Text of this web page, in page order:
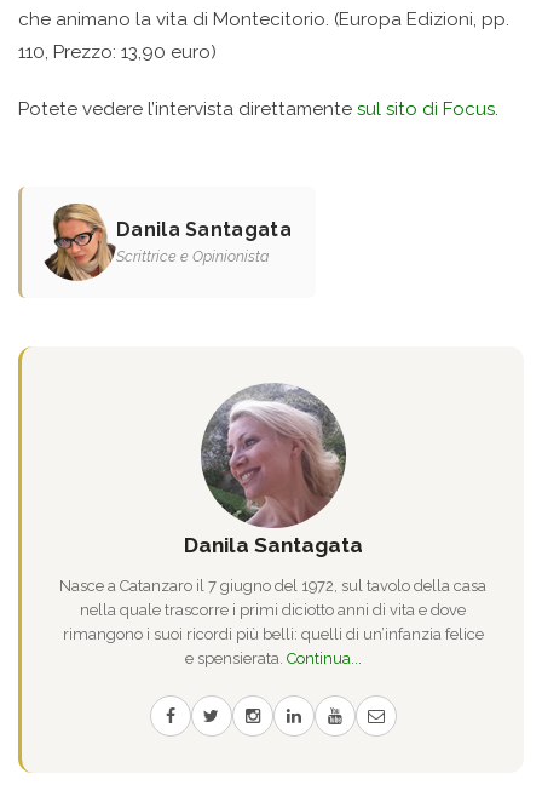
che animano la vita di Montecitorio. (Europa Edizioni, pp.
110, Prezzo: 13,90 euro)
Potete vedere l’intervista direttamente sul sito di Focus.
Danila Santagata
Scrittrice e Opinionista
Danila Santagata
Nasce a Catanzaro il 7 giugno del 1972, sul tavolo della casa
nella quale trascorre i primi diciotto anni di vita e dove
rimangono i suoi ricordi più belli: quelli di un’infanzia felice
e spensierata. Continua...